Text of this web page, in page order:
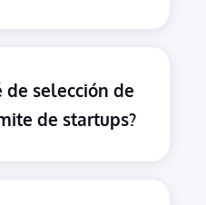
de selección de
de startups?